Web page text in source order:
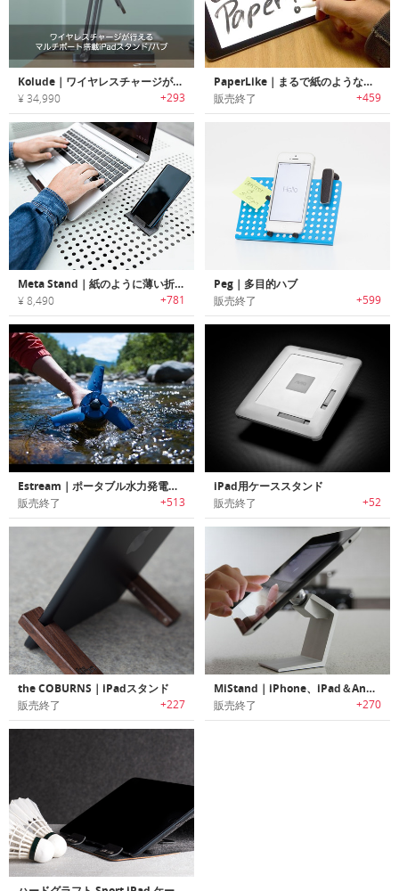
Kolude｜ワイヤレスチャージが行えるマルチポート搭載iPadスタンド/ハブ「コルード」
¥ 34,990 +293
PaperLike｜まるで紙のような書き心地のiPad Pro用スクリーンプロテクター「ペーパーライク」
販売終了 +459
Meta Stand｜紙のように薄い折りたたみ式ノートPC・スマホ・タブレットスタンド「メタスタンド」
¥ 8,490 +781
Peg｜多目的ハブ
販売終了 +599
Estream｜ポータブル水力発電チャージャー「イーストリーム」
販売終了 +513
iPad用ケーススタンド
販売終了 +52
the COBURNS｜iPadスタンド
販売終了 +227
MiStand｜iPhone、iPad＆Android用エレガントなスタンド！
販売終了 +270